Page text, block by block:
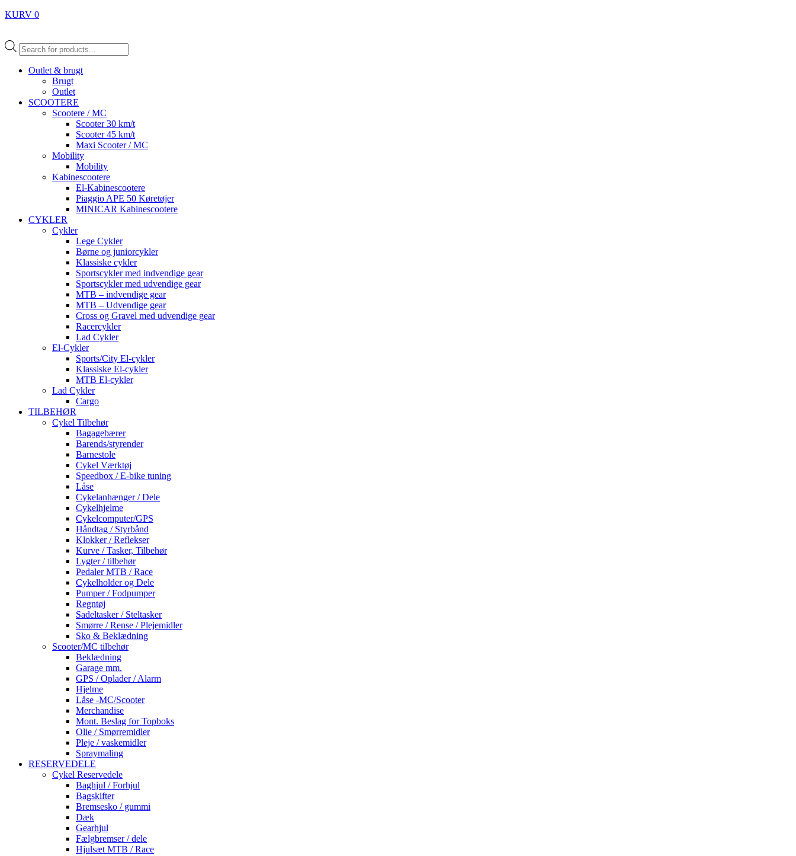
KURV 0
Products
search
Outlet & brugt
Brugt
Outlet
SCOOTERE
Scootere / MC
Scooter 30 km/t
Scooter 45 km/t
Maxi Scooter / MC
Mobility
Mobility
Kabinescootere
El-Kabinescootere
Piaggio APE 50 Køretøjer
MINICAR Kabinescootere
CYKLER
Cykler
Lege Cykler
Børne og juniorcykler
Klassiske cykler
Sportscykler med indvendige gear
Sportscykler med udvendige gear
MTB – indvendige gear
MTB – Udvendige gear
Cross og Gravel med udvendige gear
Racercykler
Lad Cykler
El-Cykler
Sports/City El-cykler
Klassiske El-cykler
MTB El-cykler
Lad Cykler
Cargo
TILBEHØR
Cykel Tilbehør
Bagagebærer
Barends/styrender
Barnestole
Cykel Værktøj
Speedbox / E-bike tuning
Låse
Cykelanhænger / Dele
Cykelhjelme
Cykelcomputer/GPS
Håndtag / Styrbånd
Klokker / Reflekser
Kurve / Tasker, Tilbehør
Lygter / tilbehør
Pedaler MTB / Race
Cykelholder og Dele
Pumper / Fodpumper
Regntøj
Sadeltasker / Steltasker
Smørre / Rense / Plejemidler
Sko & Beklædning
Scooter/MC tilbehør
Beklædning
Garage mm.
GPS / Oplader / Alarm
Hjelme
Låse -MC/Scooter
Merchandise
Mont. Beslag for Topboks
Olie / Smørremidler
Pleje / vaskemidler
Spraymaling
RESERVEDELE
Cykel Reservedele
Baghjul / Forhjul
Bagskifter
Bremsesko / gummi
Dæk
Gearhjul
Fælgbremser / dele
Hjulsæt MTB / Race